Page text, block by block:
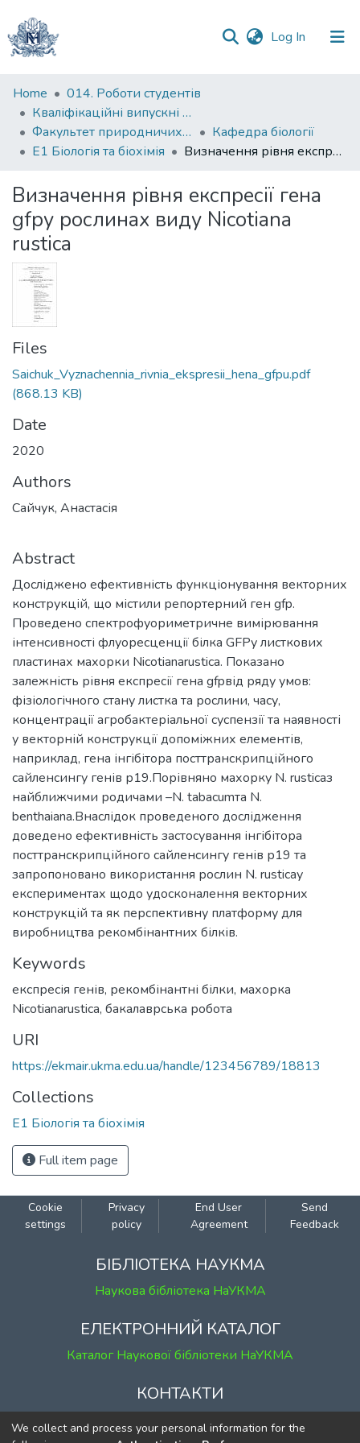
Log In (current)
Communities
&
Collections
Statistics
Home
014. Роботи студентів
Кваліфікаційні випускні роботи здобувачів вищої освіти бакалаврських програм
Факультет природничих наук
Кафедра біології
Е1 Біологія та біохімія
Визначення рівня експресії гена gfpу рослинах виду Nicotiana rustica
Визначення рівня експресії гена
gfpу рослинах виду Nicotiana
rustica
Files
Saichuk_Vyznachennia_rivnia_ekspresii_hena_gfpu.pdf
(868.13 KB)
Date
2020
Authors
Сайчук, Анастасія
Abstract
Досліджено ефективність функціонування векторних
конструкцій, що містили репортерний ген gfp.
Проведено спектрофуориметричне вимірювання
інтенсивності флуоресценції білка GFPу листкових
пластинах махорки Nicotianarustica. Показано
залежність рівня експресії гена gfpвід ряду умов:
фізіологічного стану листка та рослини, часу,
концентрації агробактеріальної суспензії та наявності
у векторній конструкції допоміжних елементів,
наприклад, гена інгібітора посттранскрипційного
сайленсингу генів р19.Порівняно махорку N. rusticaз
найближчими родичами –N. tabacumта N.
benthaiana.Внаслідок проведеного дослідження
доведено ефективність застосування інгібітора
посттранскрипційного сайленсингу генів р19 та
запропоновано використання рослин N. rusticaу
експериментах щодо удосконалення векторних
конструкцій та як перспективну платформу для
виробництва рекомбінантних білків.
Keywords
експресія генів, рекомбінантні білки, махорка
Nicotianarustica, бакалаврська робота
URI
https://ekmair.ukma.edu.ua/handle/123456789/18813
Collections
Е1 Біологія та біохімія
Full item page
Cookie
settings
Privacy
policy
End User
Agreement
Send
Feedback
БІБЛІОТЕКА НАУКМА
Наукова бібліотека НаУКМА
ЕЛЕКТРОННИЙ КАТАЛОГ
Каталог Наукової бібліотеки НаУКМА
КОНТАКТИ
м. Київ, вул. Григорія Сковороди, 2
We collect and process your personal information for the